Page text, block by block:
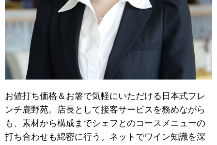
お値打ち価格＆お箸で気軽にいただける日本式フレ
ンチ鹿野苑。店長として接客サービスを務めながら
も、素材から構成までシェフとのコースメニューの
打ち合わせも綿密に行う。ネットでワイン知識を深